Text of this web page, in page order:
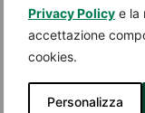
Privacy Policy e la
accettazione
cookies.
Personalizza
Dal 18
18:00